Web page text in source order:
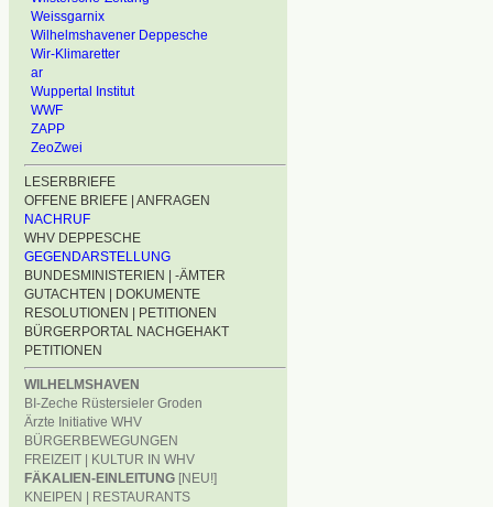
Weissgarnix
Wilhelmshavener Deppesche
Wir-Klimaretter
ar
Wuppertal Institut
WWF
ZAPP
ZeoZwei
LESERBRIEFE
OFFENE BRIEFE | ANFRAGEN
NACHRUF
WHV DEPPESCHE
GEGENDARSTELLUNG
BUNDESMINISTERIEN | -ÄMTER
GUTACHTEN | DOKUMENTE
RESOLUTIONEN | PETITIONEN
BÜRGERPORTAL NACHGEHAKT
PETITIONEN
WILHELMSHAVEN
BI-Zeche Rüstersieler Groden
Ärzte Initiative WHV
BÜRGERBEWEGUNGEN
FREIZEIT | KULTUR IN WHV
FÄKALIEN-EINLEITUNG [NEU!]
KNEIPEN | RESTAURANTS